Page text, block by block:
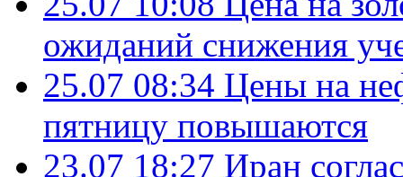
ожиданий снижения
25.07 08:34 Цены на
пятницу повышаются
23.07 18:27 Иран